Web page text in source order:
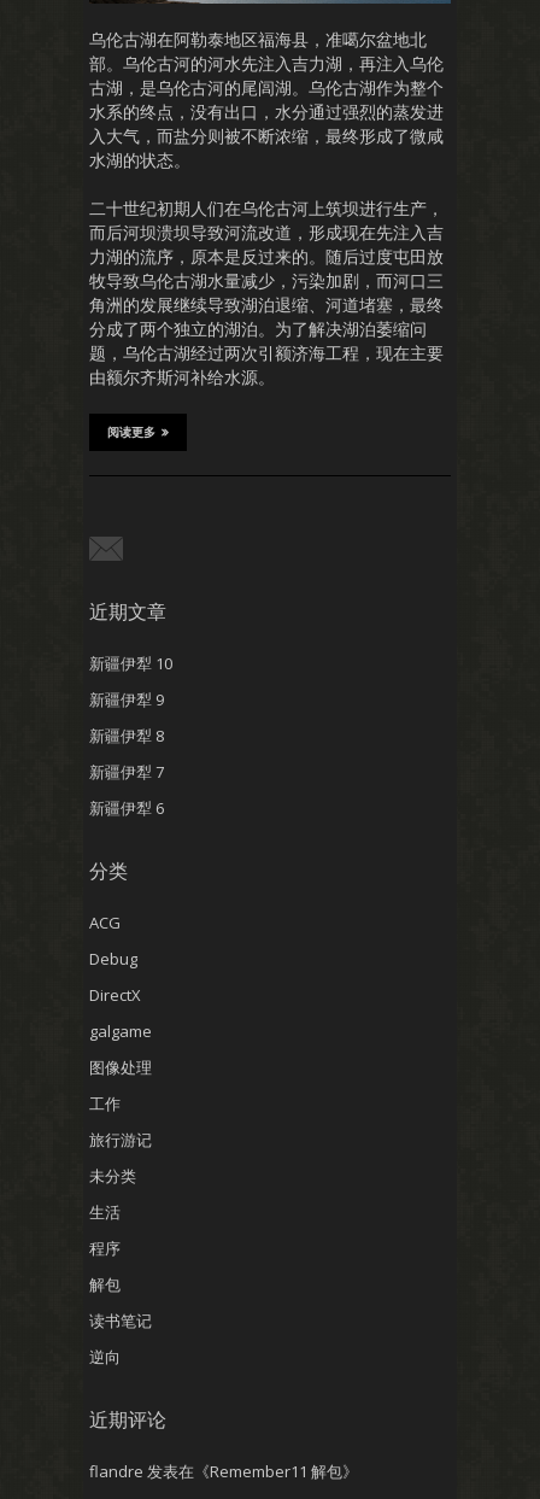
乌伦古湖在阿勒泰地区福海县，准噶尔盆地北
部。乌伦古河的河水先注入吉力湖，再注入乌伦
古湖，是乌伦古河的尾闾湖。乌伦古湖作为整个
水系的终点，没有出口，水分通过强烈的蒸发进
入大气，而盐分则被不断浓缩，最终形成了微咸
水湖的状态。
二十世纪初期人们在乌伦古河上筑坝进行生产，
而后河坝溃坝导致河流改道，形成现在先注入吉
力湖的流序，原本是反过来的。随后过度屯田放
牧导致乌伦古湖水量减少，污染加剧，而河口三
角洲的发展继续导致湖泊退缩、河道堵塞，最终
分成了两个独立的湖泊。为了解决湖泊萎缩问
题，乌伦古湖经过两次引额济海工程，现在主要
由额尔齐斯河补给水源。
阅读更多
近期文章
新疆伊犁 10
新疆伊犁 9
新疆伊犁 8
新疆伊犁 7
新疆伊犁 6
分类
ACG
Debug
DirectX
galgame
图像处理
工作
旅行游记
未分类
生活
程序
解包
读书笔记
逆向
近期评论
flandre 发表在《Remember11 解包》